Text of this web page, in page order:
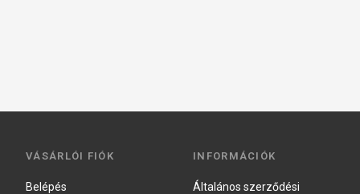
VÁSÁRLÓI FIÓK
Belépés
INFORMÁCIÓK
Általános szerződési